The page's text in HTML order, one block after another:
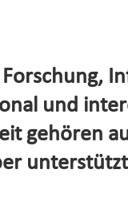
und
gehören